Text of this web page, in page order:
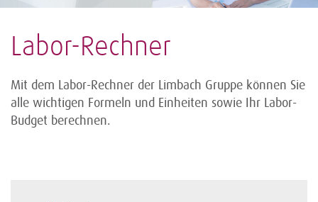
Labor-Rechner
Mit dem Labor-Rechner der Limbach Gruppe können Sie
alle wichtigen Formeln und Einheiten sowie Ihr Labor-
Budget berechnen.